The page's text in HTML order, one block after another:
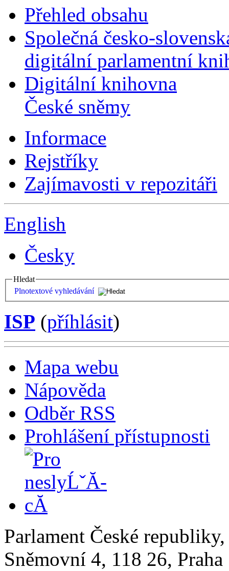
Přehled obsahu
Společná česko-
digitální parlamentní
Digitální knihovna
České sněmy
Informace
Rejstříky
Zajímavosti v repozitáři
English
Česky
Hledat
Plnotextové vyhledávání
ISP (příhlásit)
Mapa webu
Nápověda
Odběr RSS
Prohlášení přístupnosti
Parlament České
Sněmovní 4, 118 26,